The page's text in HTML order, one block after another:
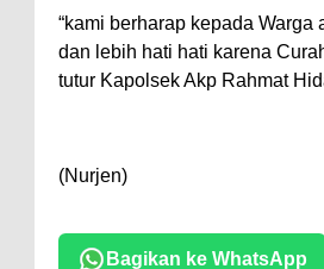
“kami berharap kepada Warga
dan lebih hati hati karena
tutur Kapolsek Akp Rahmat
(Nurjen)
Bagikan ke WhatsApp